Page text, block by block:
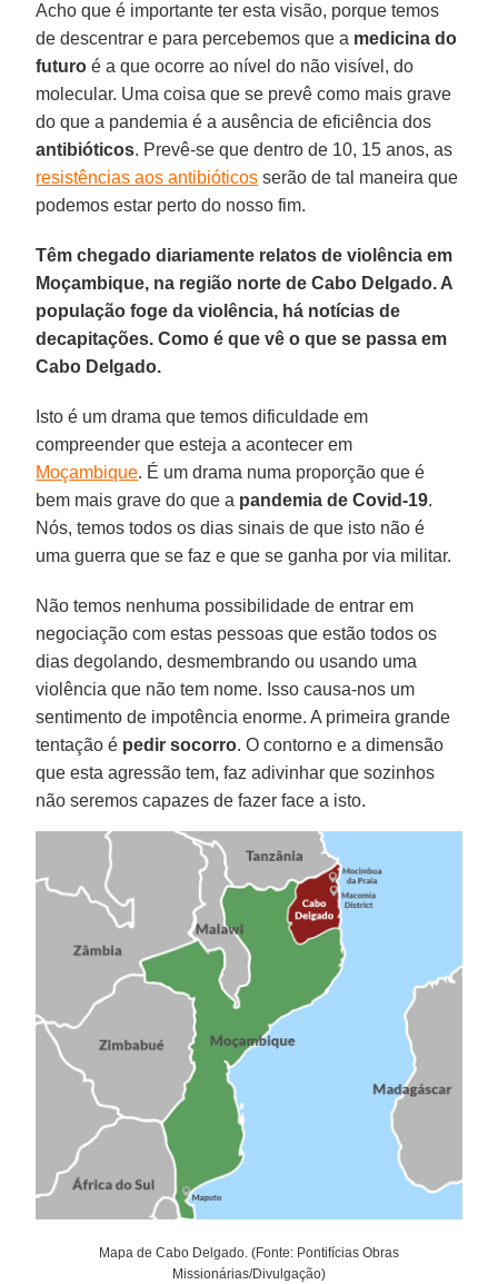
Acho que é importante ter esta visão, porque temos
de descentrar e para percebemos que a medicina do
futuroé a que ocorre ao nível do não visível, do
molecular. Uma coisa que se prevê como mais grave
do que a pandemia é a ausência de eficiência dos
antibióticos. Prevê-se que dentro de 10, 15 anos, as
resistências aos antibióticos serão de tal maneira que
podemos estar perto do nosso fim.
Têm chegado diariamente relatos de violência em
Moçambique, na região norte de Cabo Delgado. A
população foge da violência, há notícias de
decapitações. Como é que vê o que se passa em
Cabo Delgado.
Isto é um drama que temos dificuldade em
compreender que esteja a acontecer em
Moçambique. É um drama numa proporção que é
bem mais grave do que a pandemia de Covid-19.
Nós, temos todos os dias sinais de que isto não é
uma guerra que se faz e que se ganha por via militar.
Não temos nenhuma possibilidade de entrar em
negociação com estas pessoas que estão todos os
dias degolando, desmembrando ou usando uma
violência que não tem nome. Isso causa-nos um
sentimento de impotência enorme. A primeira grande
tentação é pedir socorro. O contorno e a dimensão
que esta agressão tem, faz adivinhar que sozinhos
não seremos capazes de fazer face a isto.
Mapa de Cabo Delgado. (Fonte: Pontifícias Obras
Missionárias/Divulgação)